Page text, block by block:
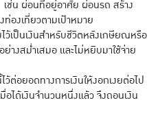
ช่น ผ่อนที่อยู่อาศัย ผ่อนรถ สร้าง
องเที่ยวตามเป้าหมาย
ว้เป็นเงินสำหรับชีวิตหลังเกษียณหรือ
างสม่ำเสมอ และไม่หยิบมาใช้จ่าย
ต่อยอดทางการเงินให้งอกเงยต่อไป
อได้เงินจำนวนหนึ่งแล้ว จึงถอนเงิน